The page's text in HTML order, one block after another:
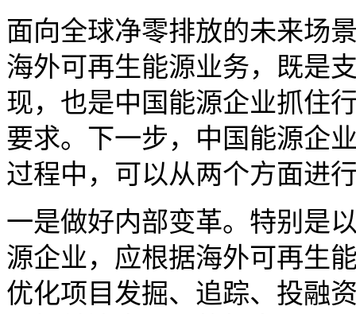
面向全球净零排放的未来场
海外可再生能源业务，既是
现，也是中国能源企业抓住
要求。下一步，中国能源企
过程中，可以从两个方面进
一是做好内部变革。特别是
源企业，应根据海外可再生
优化项目发掘、追踪、投融